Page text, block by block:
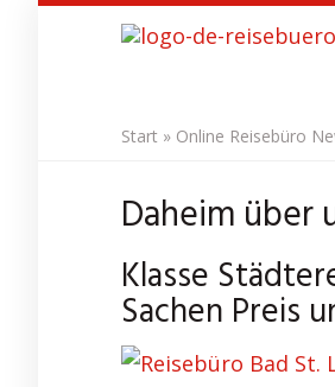
Start » Online Reisebüro
Daheim über
Klasse
Sachen Preis